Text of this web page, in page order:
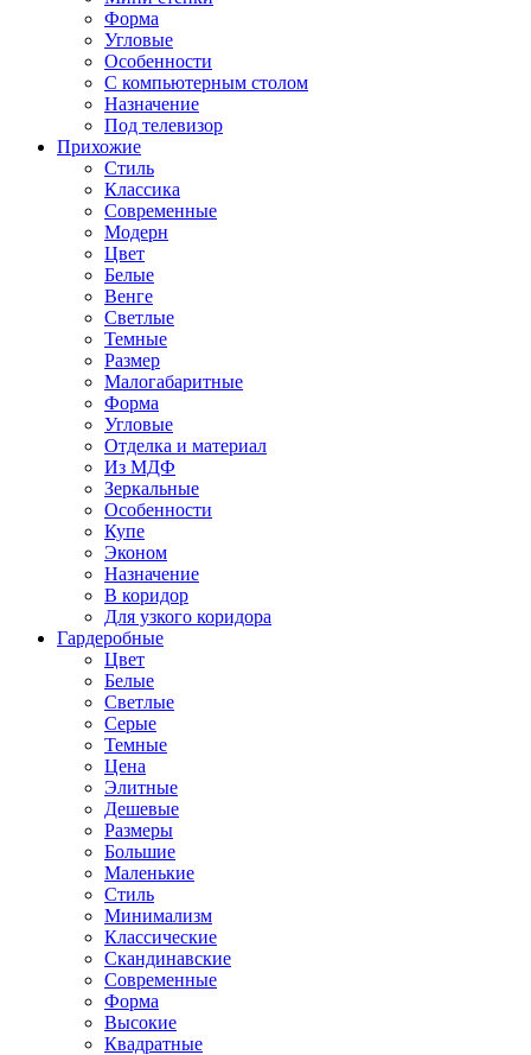
Форма
Угловые
Особенности
С компьютерным столом
Назначение
Под телевизор
Прихожие
Стиль
Классика
Современные
Модерн
Цвет
Белые
Венге
Светлые
Темные
Размер
Малогабаритные
Форма
Угловые
Отделка и материал
Из МДФ
Зеркальные
Особенности
Купе
Эконом
Назначение
В коридор
Для узкого коридора
Гардеробные
Цвет
Белые
Светлые
Серые
Темные
Цена
Элитные
Дешевые
Размеры
Большие
Маленькие
Стиль
Минимализм
Классические
Скандинавские
Современные
Форма
Высокие
Квадратные